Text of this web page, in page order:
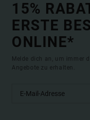
15%
ERSTE
ONLINE*
Melde dich an, um immer
Angebote zu erhalten.